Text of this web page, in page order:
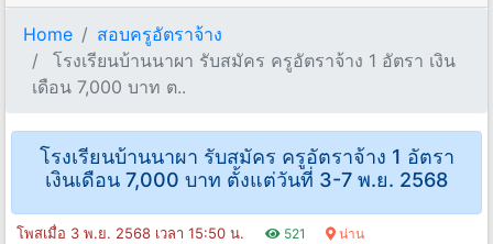
Home
สอบครูอัตราจ้าง
โรงเรียนบ้านนาผา รับสมัคร ครูอัตราจ้าง 1 อัตรา เงิน
เดือน 7,000 บาท ต..
โรงเรียนบ้านนาผา รับสมัคร ครูอัตราจ้าง 1 อัตรา
เงินเดือน 7,000 บาท ตั้งแต่วันที่ 3-7 พ.ย. 2568
โพสเมื่อ 3 พ.ย. 2568 เวลา 15:50 น. 521 น่าน